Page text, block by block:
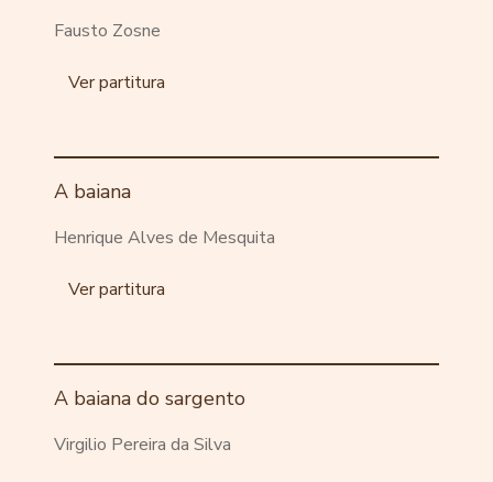
Fausto Zosne
Ver partitura
A baiana
Henrique Alves de Mesquita
Ver partitura
A baiana do sargento
Virgilio Pereira da Silva